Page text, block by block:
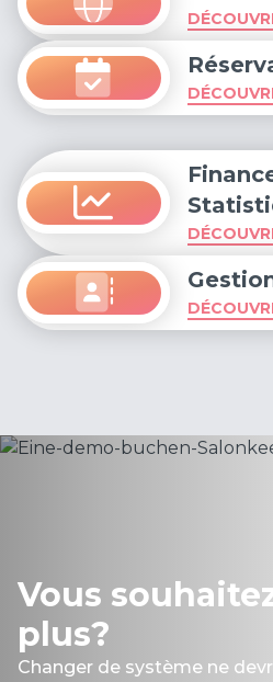
Vous
plus?
Changer de système ne